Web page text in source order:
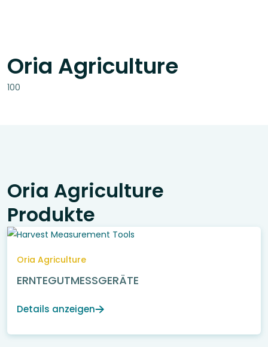
Oria Agriculture
100
Oria Agriculture
Produkte
Oria Agriculture
ERNTEGUTMESSGERÄTE
Details anzeigen